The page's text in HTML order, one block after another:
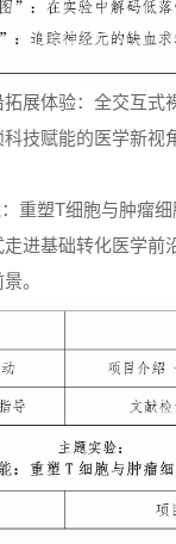
展体验：全交互式
技赋能的医学新视
重塑T细胞与肿瘤
进基础转化医学前
。